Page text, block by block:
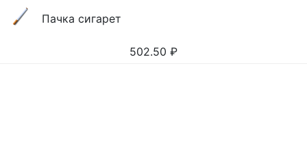
Пачка сигарет
502.50 ₽